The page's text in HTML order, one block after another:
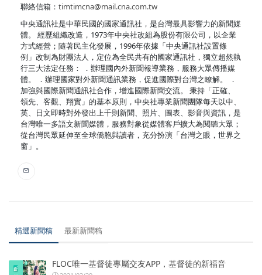
聯絡信箱： timtimcna@mail.cna.com.tw
中央通訊社是中華民國的國家通訊社，是台灣最具影響力的新聞媒
體。 經歷組織改造，1973年中央社改組為股份有限公司，以企業
方式經營；隨著民主化發展，1996年依據「中央通訊社設置條
例」改制為財團法人，定位為全民共有的國家通訊社，獨立超然執
行三大法定任務： ．辦理國內外新聞報導業務，服務大眾傳播媒
體。 ．辦理國家對外新聞通訊業務，促進國際對台灣之瞭解。 ．
加強與國際新聞通訊社合作，增進國際新聞交流。 秉持「正確、
領先、客觀、翔實」的基本原則，中央社專業新聞團隊每天以中、
英、日文即時對外發出上千則新聞、照片、圖表、影音與資訊，是
台灣唯一多語文新聞媒體，服務對象從媒體客戶擴大為閱聽大眾；
從台灣民眾延伸至全球僑胞與讀者，充分扮演「台灣之眼，世界之
窗」。
精選新聞稿 最新新聞稿
FLOC唯一基督徒專屬交友APP，基督徒的新福音